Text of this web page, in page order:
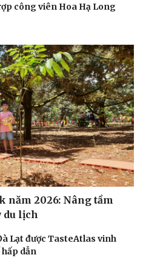
công viên Hoa Hạ Long
năm 2026: Nâng tầm
du lịch
Lạt được TasteAtlas vinh
dẫn